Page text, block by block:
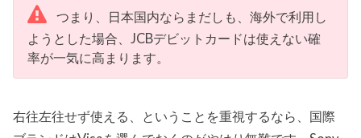
つまり、日本国内ならまだしも、海外で利用し
ようとした場合、JCBデビットカードは使えない確
率が一気に高まります。
右往左往せず使える、ということを重視するなら、国際